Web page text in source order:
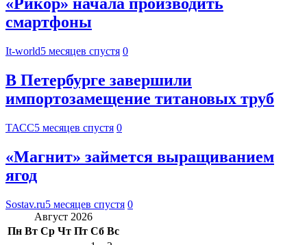
смартфоны
It-world5 месяцев спустя 0
В Петербурге завершили
импортозамещение титановых труб
ТАСС5 месяцев спустя 0
«Магнит» займется выращиванием
ягод
Sostav.ru5 месяцев спустя 0
Август 2026
Пн Вт Ср Чт Пт Сб Вс